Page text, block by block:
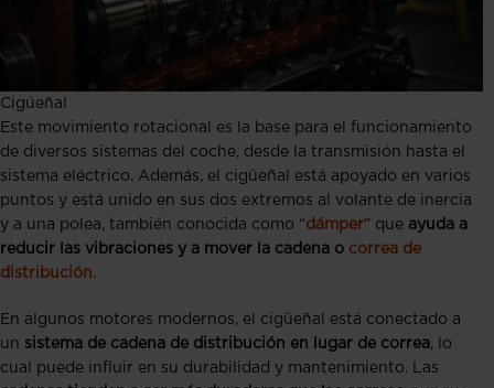
Cigúeñal
Este movimiento rotacional es la base para el funcionamiento
de diversos sistemas del coche, desde la transmisión hasta el
sistema eléctrico. Además, el cigüeñal está apoyado en varios
puntos y está unido en sus dos extremos al volante de inercia
y a una polea, también conocida como “dámper” que ayuda a
reducir las vibraciones y a mover la cadena o correa de
distribución.
En algunos motores modernos, el cigüeñal está conectado a
un sistema de cadena de distribución en lugar de correa, lo
cual puede influir en su durabilidad y mantenimiento. Las